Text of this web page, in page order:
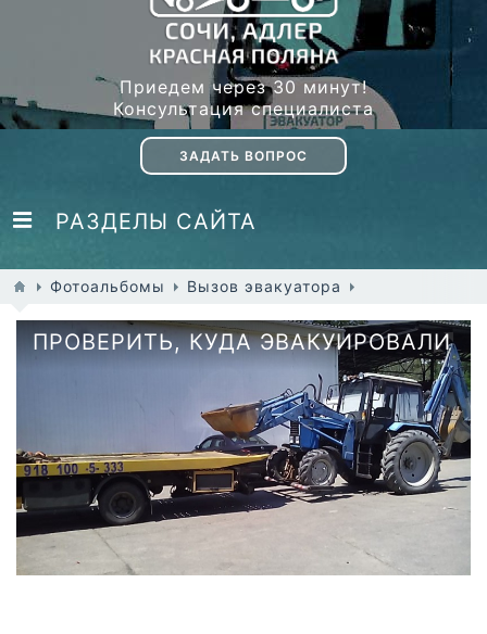
Приедем через 30 минут!
Консультация специалиста
ЗАДАТЬ ВОПРОС
РАЗДЕЛЫ САЙТА
Фотоальбомы Вызов эвакуатора
ПРОВЕРИТЬ, КУДА ЭВАКУИРОВАЛИ